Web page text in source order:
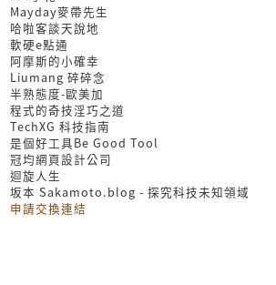
Mayday麥帶先生
哈啦客談天說地
軟硬e點通
阿摩斯的小確幸
Liumang 碎碎念
半熟態度-歐美加
程式的奇技淫巧之道
TechXG 科技指南
是個好工具Be Good Tool
冠均網頁設計公司
迴旋人生
坂本 Sakamoto.blog - 探究科技未知領域
申請交換連結